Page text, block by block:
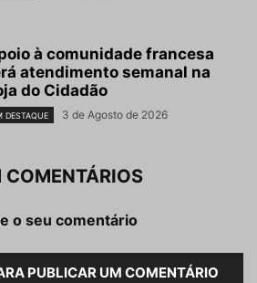
à comunidade francesa
atendimento semanal na
do Cidadão
DESTAQUE 3 de Agosto de 2026
COMENTÁRIOS
o seu comentário
PUBLICAR UM COMENTÁRIO